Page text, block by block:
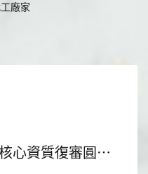
廠家
喜報｜琉璃光生物三項核心資質復審圓滿通過，創新實力再獲權威認可！